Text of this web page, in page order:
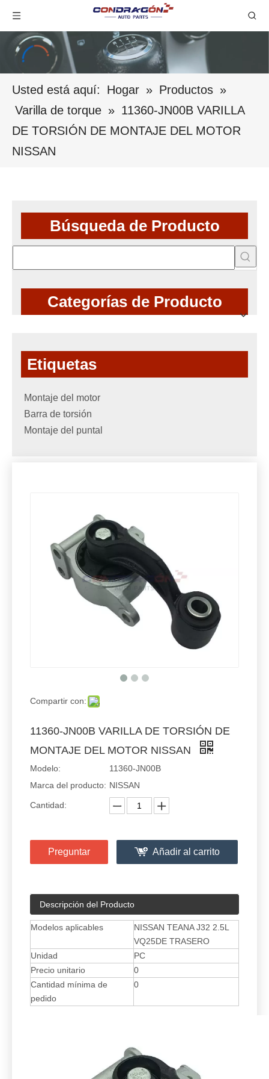
Usted está aquí: Hogar » Productos »
Varilla de torque » 11360-JN00B VARILLA
DE TORSIÓN DE MONTAJE DEL MOTOR
NISSAN
Búsqueda de Producto
Categorías de Producto
Etiquetas
Montaje del motor
Barra de torsión
Montaje del puntal
Compartir con:
11360-JN00B VARILLA DE TORSIÓN DE
MONTAJE DEL MOTOR NISSAN
Modelo:
11360-JN00B
Marca del producto: NISSAN
Cantidad:
Preguntar Añadir al carrito
Descripción del Producto
Modelos aplicables
NISSAN TEANA J32 2.5L
VQ25DE TRASERO
Unidad
PC
Precio unitario
0
Cantidad mínima de
pedido
0